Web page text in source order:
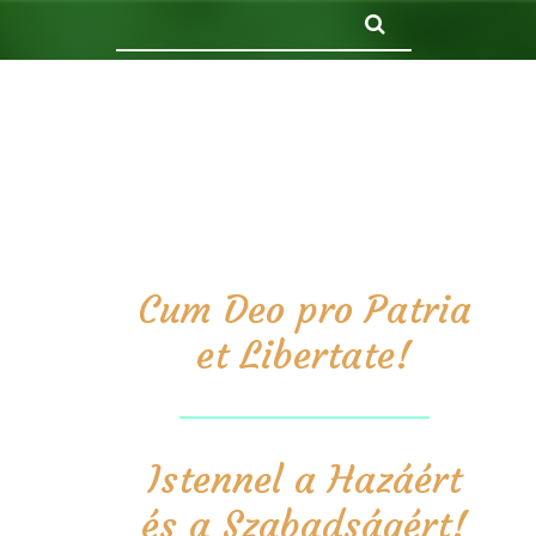
Cum Deo pro Patria
et Libertate!
Istennel a Hazáért
és a Szabadságért!